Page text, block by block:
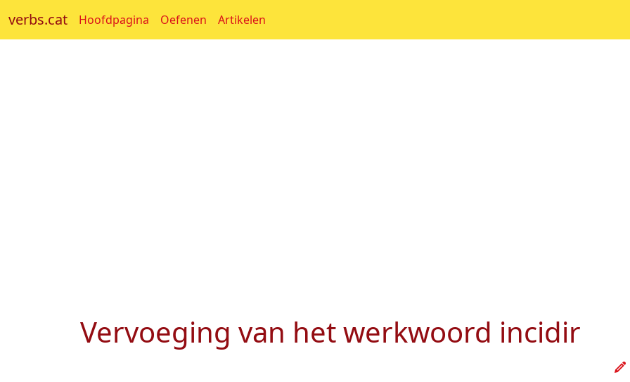
verbs.cat Hoofdpagina Oefenen Artikelen
Vervoeging van het werkwoord incidir